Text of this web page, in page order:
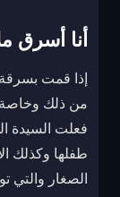
أنا أسرق
إذا قمت
من ذلك
فعلت السيدة
طفلها وكذلك
الصغار والتي